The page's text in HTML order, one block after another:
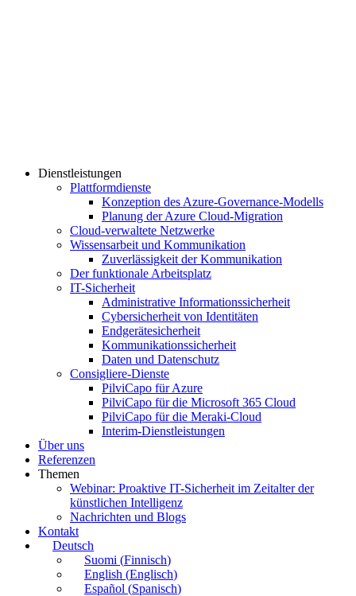
Dienstleistungen
Plattformdienste
Konzeption des Azure-Governance-Modells
Planung der Azure Cloud-Migration
Cloud-verwaltete Netzwerke
Wissensarbeit und Kommunikation
Zuverlässigkeit der Kommunikation
Der funktionale Arbeitsplatz
IT-Sicherheit
Administrative Informationssicherheit
Cybersicherheit von Identitäten
Endgerätesicherheit
Kommunikationssicherheit
Daten und Datenschutz
Consigliere-Dienste
PilviCapo für Azure
PilviCapo für die Microsoft 365 Cloud
PilviCapo für die Meraki-Cloud
Interim-Dienstleistungen
Über uns
Referenzen
Themen
Webinar: Proaktive IT-Sicherheit im Zeitalter der
künstlichen Intelligenz
Nachrichten und Blogs
Kontakt
Deutsch
Suomi (Finnisch)
English (Englisch)
Español (Spanisch)